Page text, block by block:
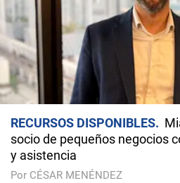
RECURSOS DISPONIBLES
socio de pequeños negocios
y asistencia
Por CÉSAR MENÉNDEZ